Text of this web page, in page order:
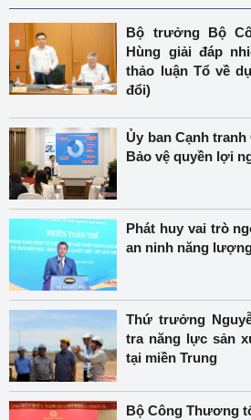
Bộ trưởng Bộ
Hùng giải đáp
thảo luận Tổ về
đổi)
Ủy ban Cạnh
Bảo vệ quyền lợi
Phát huy vai trò
an ninh năng
Thứ trưởng
tra năng lực sản
tại miền Trung
Bộ Công Thương